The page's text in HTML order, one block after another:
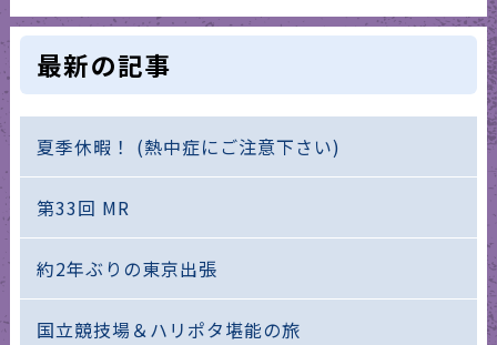
最新の記事
夏季休暇！ (熱中症にご注意下さい)
第33回 MR
約2年ぶりの東京出張
国立競技場＆ハリポタ堪能の旅